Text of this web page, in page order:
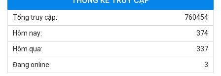
Xe máy điện trẻ em BJQ-M03
760454
Tổng truy cập:
374
Hôm nay:
337
Hôm qua:
3
Đang online: